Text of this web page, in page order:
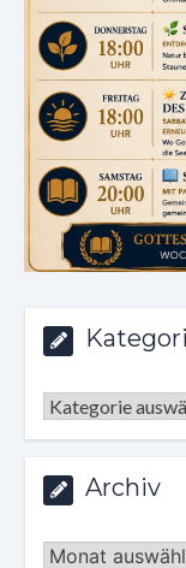
Kategorien
Archiv
Archiv